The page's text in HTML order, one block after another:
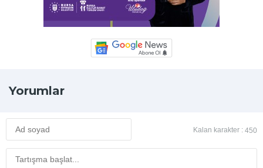
Yorumlar
Kalan karakter : 450